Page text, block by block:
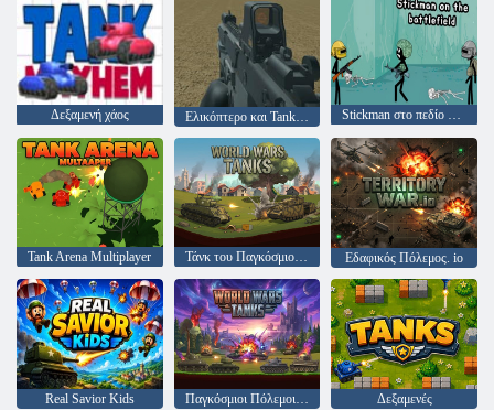
Δεξαμενή χάος Ελικόπτερο και Tank Battle Desert Storm Multiplayer Stickman στο πεδίο της μάχης
Tank Arena Multiplayer Τάνκ του Παγκόσμιου Πολέμου Εδαφικός Πόλεμος. io
Real Savior Kids Παγκόσμιοι Πόλεμοι - Τάνκς Δεξαμενές